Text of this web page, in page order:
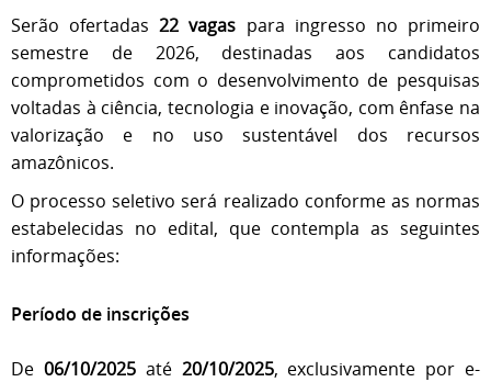
Serão ofertadas22 vagas para ingresso no primeiro
semestre de 2026, destinadas aos candidatos
comprometidos com o desenvolvimento de pesquisas
voltadas à ciência, tecnologia e inovação, com ênfase na
valorização e no uso sustentável dos recursos
amazônicos.
O processo seletivo será realizado conforme as normas
estabelecidas no edital, que contempla as seguintes
informações:
Período de inscrições
De 06/10/2025até 20/10/2025, exclusivamente por e-